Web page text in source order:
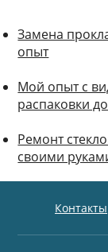
Замена
опыт
Мой опыт с
распаковки
Ремонт
своими
Контакты